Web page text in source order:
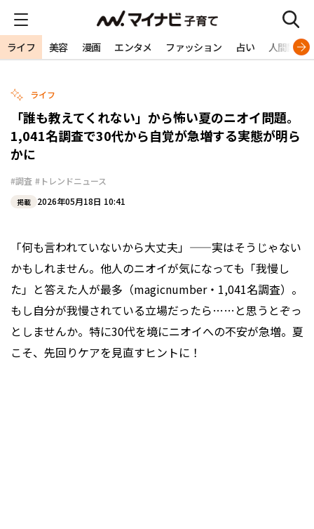
ライフ 美容 漫画 エンタメ ファッション 占い 人間関係
ライフ
「誰も教えてくれない」から怖い夏のニオイ問題。
1,041名調査で30代から自覚が急増する実態が明ら
かに
#調査 #トレンドニュース
掲載 2026年05月18日 10:41
「何も言われていないから大丈夫」——実はそうじゃない
かもしれません。他人のニオイが気になっても「我慢し
た」と答えた人が最多（magicnumber・1,041名調査）。
もし自分が我慢されている立場だったら……と思うとぞっ
としませんか。特に30代を境にニオイへの不安が急増。夏
こそ、先回りケアを見直すヒントに！